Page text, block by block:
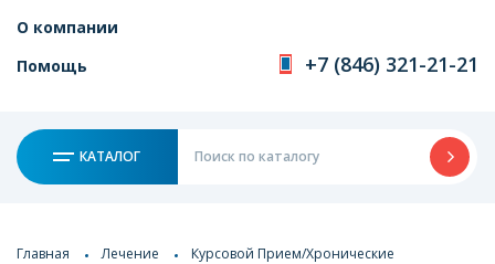
О компании
Помощь
+7 (846) 321-21-21
КАТАЛОГ
Главная Лечение
Курсовой Прием/Хронические